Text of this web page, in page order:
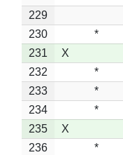
229
230
*
231
X
232
*
233
*
234
*
235
X
236
*